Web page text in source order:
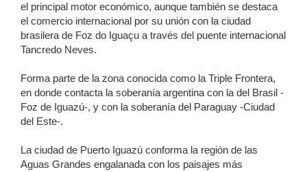
el principal motor económico, aunque también se destaca
el comercio internacional por su unión con la ciudad
brasilera de Foz do Iguaçu a través del puente internacional
Tancredo Neves.
Forma parte de la zona conocida como la Triple Frontera,
en donde contacta la soberanía argentina con la del Brasil -
Foz de Iguazú-, y con la soberanía del Paraguay -Ciudad
del Este-.
La ciudad de Puerto Iguazú conforma la región de las
Aguas Grandes engalanada con los paisajes más